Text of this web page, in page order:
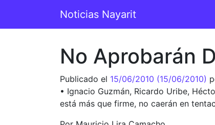
Navegación principal
Noticias Nayarit
No Aprobarán
Publicado el 15/06/2010 (15/06/2010)
• Ignacio Guzmán, Ricardo Uribe,
está más que firme, no caerán en